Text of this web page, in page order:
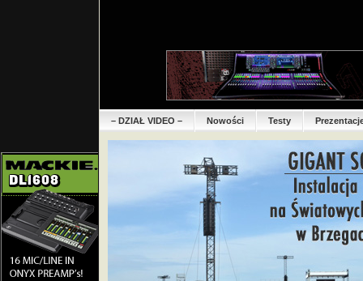
– DZIAŁ VIDEO – Nowości Testy